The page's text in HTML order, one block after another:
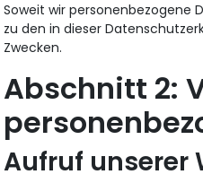
Soweit wir personenbezogene
zu den in dieser
Zwecken.
Aufruf unserer